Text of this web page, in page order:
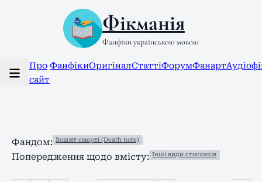
Фікманія
Фанфіки українською мовою
Про
сайт
ФанфікиОригіналСтаттіФорумФанарт
Фандом: Зошит смерті (Death note)
Попередження щодо вмісту: Інші види стосунків